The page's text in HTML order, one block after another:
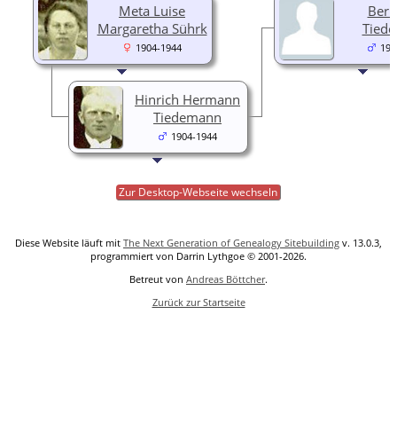
Meta Luise
Margaretha Sührk
1904-1944
Hinrich Hermann
Tiedemann
1904-1944
Zur Desktop-Webseite wechseln
Diese Website läuft mit The Next Generation of Genealogy Sitebuilding v. 13.0.3,
programmiert von Darrin Lythgoe © 2001-2026.
Betreut von Andreas Böttcher.
Zurück zur Startseite